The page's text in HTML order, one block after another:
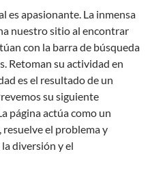
es apasionante. La inmensa
nuestro sitio al encontrar
con la barra de búsqueda
Retoman su actividad en
es el resultado de un
su siguiente
página actúa como un
resuelve el problema y
diversión y el